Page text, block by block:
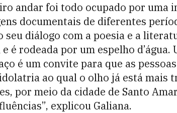
andar foi todo ocupado por uma
documentais de diferentes
seu diálogo com a poesia e a
é rodeada por um espelho d’água.
é um convite para que as
ao qual o olho já está mais
por meio da cidade de Santo
explicou Galiana.